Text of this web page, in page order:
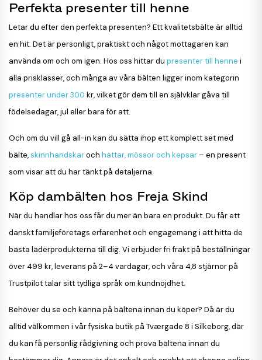
Perfekta presenter till henne
Letar du efter den perfekta presenten? Ett kvalitetsbälte är alltid
en hit. Det är personligt, praktiskt och något mottagaren kan
använda om och om igen. Hos oss hittar du presenter till henne i
alla prisklasser, och många av våra bälten ligger inom kategorin
presenter under 300 kr, vilket gör dem till en självklar gåva till
födelsedagar, jul eller bara för att.
Och om du vill gå all-in kan du sätta ihop ett komplett set med
bälte,skinnhandskaroch hattar, mössor och kepsar – en present
som visar att du har tänkt på detaljerna.
Köp dambälten hos Freja Skind
När du handlar hos oss får du mer än bara en produkt. Du får ett
danskt familjeföretags erfarenhet och engagemang i att hitta de
bästa läderprodukterna till dig. Vi erbjuder fri frakt på beställningar
över 499 kr, leverans på 2–4 vardagar, och våra 4,8 stjärnor på
Trustpilot talar sitt tydliga språk om kundnöjdhet.
Behöver du se och känna på bältena innan du köper? Då är du
alltid välkommen i vår fysiska butik på Tværgade 8 i Silkeborg, där
du kan få personlig rådgivning och prova bältena innan du